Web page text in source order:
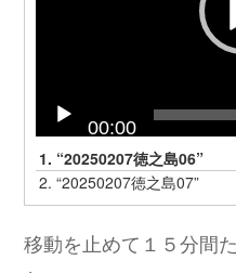
00:00
1. “20250207徳之島06”
2.“20250207徳之島07”
移動を止めて１５分間